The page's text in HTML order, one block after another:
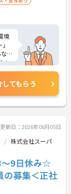
境
さ
ス
月
、
な
してもらう
更新日：2026年08月05日
株式会社スーパ
～9日休み☆
の募集＜正社